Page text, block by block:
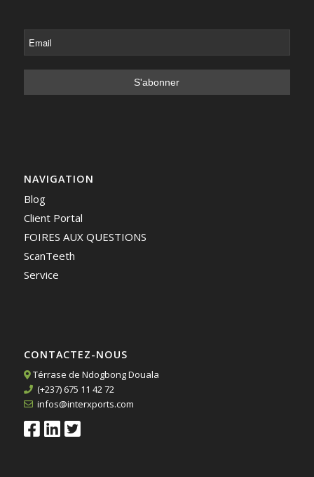
NAVIGATION
Blog
Client Portal
FOIRES AUX QUESTIONS
ScanTeeth
Service
CONTACTEZ-NOUS
Térrase de Ndogbong Douala
(+237) 675 11 42 72
infos@interxports.com